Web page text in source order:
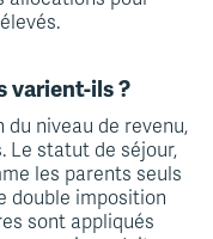
varient-ils ?
niveau de revenu,
Le statut de séjour,
les parents seuls
double imposition
sont appliqués